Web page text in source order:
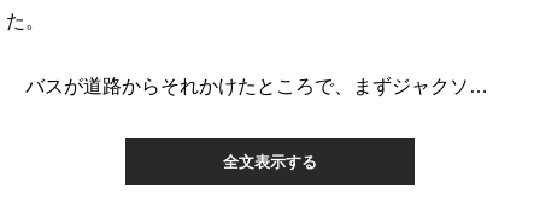
た。
バスが道路からそれかけたところで、まずジャクソ…
全文表示する